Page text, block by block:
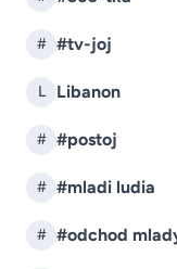
# #tv-joj
L Libanon
# #postoj
# #mladi ludia
# #odchod